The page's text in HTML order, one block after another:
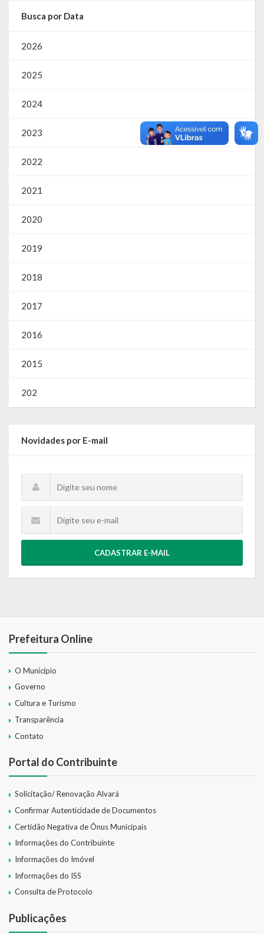
Busca por Data
2026
2025
2024
2023
2022
2021
2020
2019
2018
2017
2016
2015
202
Novidades por E-mail
CADASTRAR E-MAIL
Prefeitura Online
O Município
Governo
Cultura e Turismo
Transparência
Contato
Portal do Contribuinte
Solicitação/ Renovação Alvará
Confirmar Autenticidade de Documentos
Certidão Negativa de Ônus Municipais
Informações do Contribuinte
Informações do Imóvel
Informações do ISS
Consulta de Protocolo
Publicações